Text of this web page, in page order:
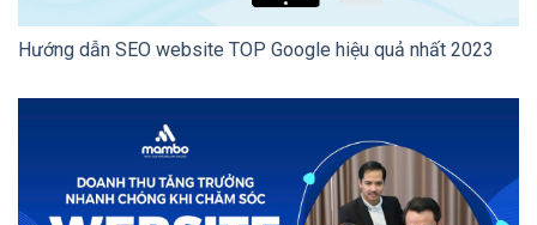
Hướng dẫn SEO website TOP Google hiệu quả nhất 2023